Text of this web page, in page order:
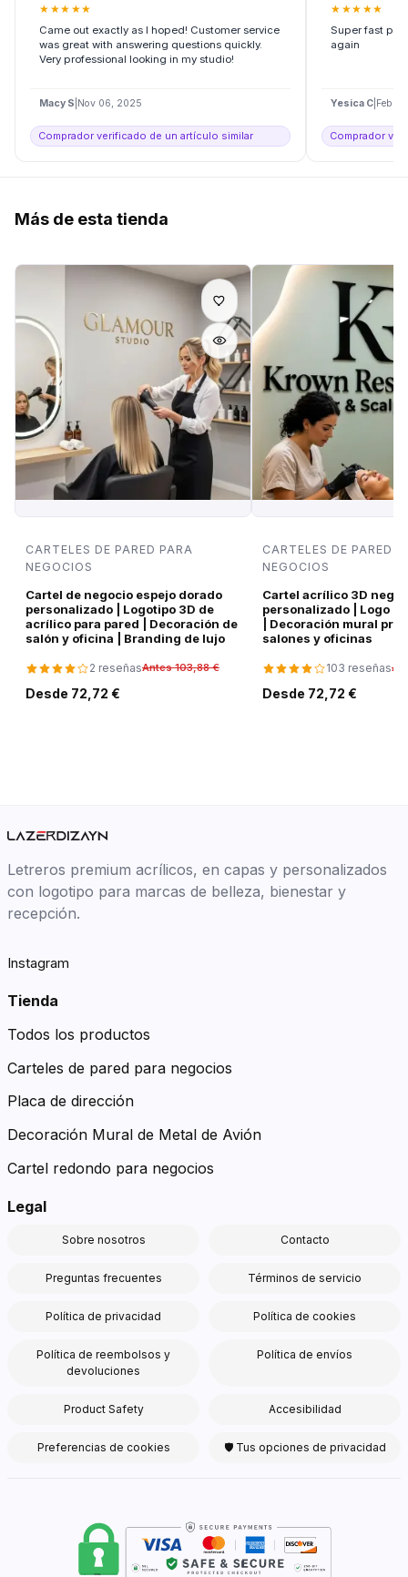
★ ★★ ★★
Came out exactly as I hoped! Customer service
was great with answering questions quickly.
Very professional looking in my studio!
Macy S Nov 06, 2025
Comprador verificado de un artículo similar
★ ★★ ★★
Super fast
again
Yesica C Feb
Comprador
Más de esta tienda
CARTELES DE PARED PARA
NEGOCIOS
Cartel de negocio espejo dorado
personalizado | Logotipo 3D de
acrílico para pared | Decoración de
salón y oficina | Branding de lujo
2 reseñasAntes 103,88 €
Desde 72,72 €
CARTELES DE PARED
NEGOCIOS
Cartel acrílico 3D
personalizado | Logo
| Decoración mural
salones y oficinas
103 reseñas
Desde 72,72 €
Letreros premium acrílicos, en capas y personalizados
con logotipo para marcas de belleza, bienestar y
recepción.
Instagram
Tienda
Todos los productos
Carteles de pared para negocios
Placa de dirección
Decoración Mural de Metal de Avión
Cartel redondo para negocios
Legal
Sobre nosotros Contacto
Preguntas frecuentes Términos de servicio
Política de privacidad Política de cookies
Política de reembolsos y
devoluciones
Política de envíos
Product Safety Accesibilidad
Preferencias de cookies 🛡 Tus opciones de privacidad